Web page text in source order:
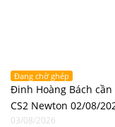
Đang chờ ghép
Đinh Hoàng Bách
CS2 Newton 02/08/
03/08/2026